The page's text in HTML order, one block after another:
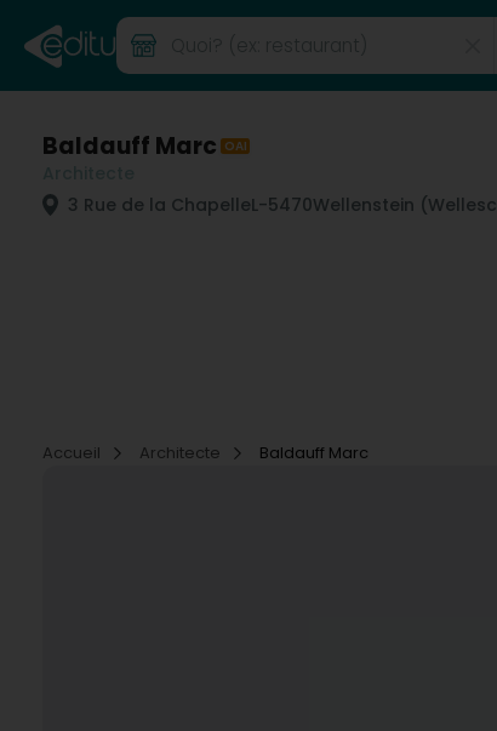
Baldauff Marc OAI
3 Rue de la ChapelleL-5470Wellenstein
Accueil
Architecte Baldauff Marc